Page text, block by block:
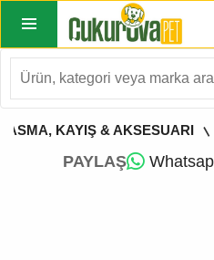
KAYIŞ & AKSESUARI
PAYLAŞ